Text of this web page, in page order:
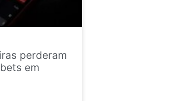
perderam
em